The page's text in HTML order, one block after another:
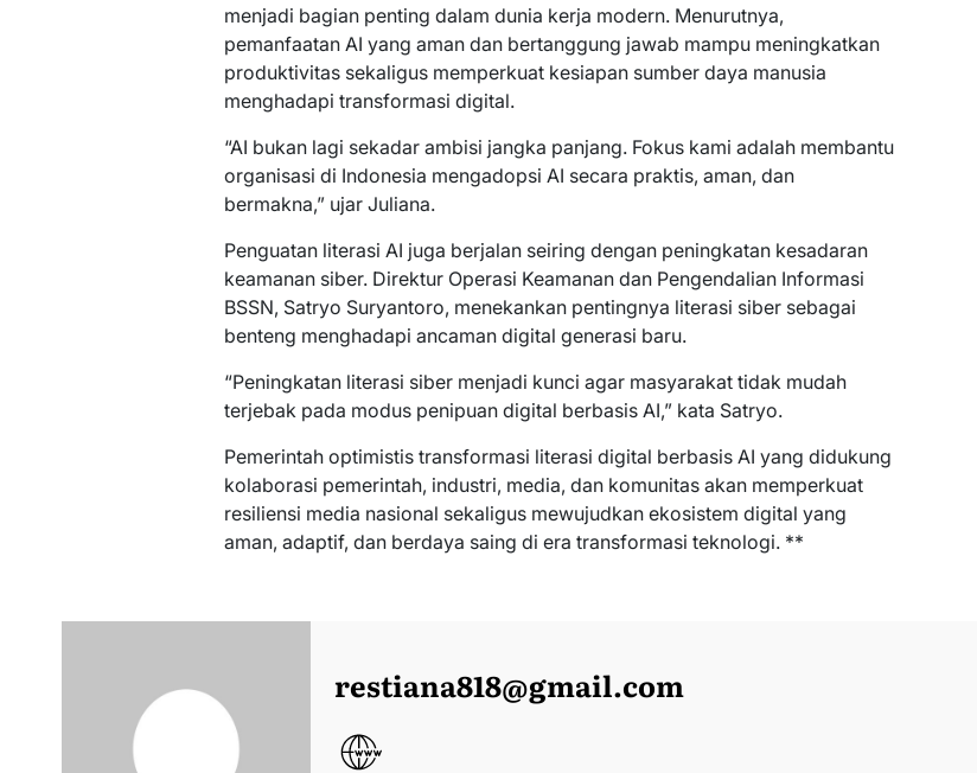
menjadi bagian penting dalam dunia kerja modern. Menurutnya,
pemanfaatan AI yang aman dan bertanggung jawab mampu meningkatkan
produktivitas sekaligus memperkuat kesiapan sumber daya manusia
menghadapi transformasi digital.
“AI bukan lagi sekadar ambisi jangka panjang. Fokus kami adalah membantu
organisasi di Indonesia mengadopsi AI secara praktis, aman, dan
bermakna,” ujar Juliana.
Penguatan literasi AI juga berjalan seiring dengan peningkatan kesadaran
keamanan siber. Direktur Operasi Keamanan dan Pengendalian Informasi
BSSN, Satryo Suryantoro, menekankan pentingnya literasi siber sebagai
benteng menghadapi ancaman digital generasi baru.
“Peningkatan literasi siber menjadi kunci agar masyarakat tidak mudah
terjebak pada modus penipuan digital berbasis AI,” kata Satryo.
Pemerintah optimistis transformasi literasi digital berbasis AI yang didukung
kolaborasi pemerintah, industri, media, dan komunitas akan memperkuat
resiliensi media nasional sekaligus mewujudkan ekosistem digital yang
aman, adaptif, dan berdaya saing di era transformasi teknologi. **
restiana818@gmail.com